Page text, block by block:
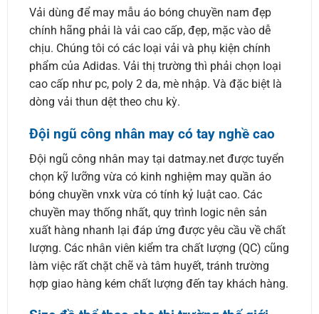
Vải dùng để may mẫu áo bóng chuyền nam đẹp
chính hãng phải là vải cao cấp, đẹp, mặc vào dễ
chịu. Chúng tôi có các loại vải và phụ kiện chính
phẩm của Adidas. Vải thị trường thì phải chọn loại
cao cấp như pc, poly 2 da, mè nhập. Và đặc biệt là
dòng vải thun dệt theo chu kỳ.
Đội ngũ công nhân may có tay nghề cao
Đội ngũ công nhân may tại datmay.net được tuyển
chọn kỹ lưỡng vừa có kinh nghiệm may quần áo
bóng chuyền vnxk vừa có tính kỷ luật cao. Các
chuyền may thống nhất, quy trình logic nên sản
xuất hàng nhanh lại đáp ứng được yêu cầu về chất
lượng. Các nhân viên kiểm tra chất lượng (QC) cũng
làm việc rất chặt chẽ và tâm huyết, tránh trường
hợp giao hàng kém chất lượng đến tay khách hàng.